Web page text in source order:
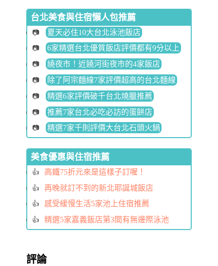
台北美食與住宿懶人包推薦
夏天必住10大台北泳池飯店
6家精選台北優質飯店評價都有9分以上
繞夜市！近饒河街夜市的4家飯店
除了阿宗麵線7家評價超高的台北麵線
精選6家評價破千台北燒臘推薦
推薦7家台北必吃必訪的蛋餅店
精選7家千則評價大台北石頭火鍋
美食優惠與住宿推薦
高鐵75折元來是這樣子訂喔！
再晚就訂不到的新北耶誕城飯店
感受緩慢生活5家池上住宿推薦
精選5家嘉義飯店第3間有無邊際泳池
評論